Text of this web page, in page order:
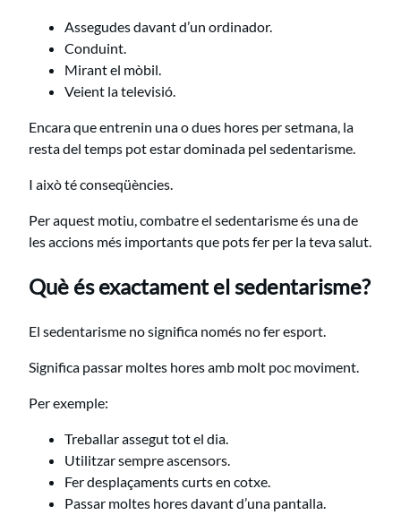
Assegudes davant d’un ordinador.
Conduint.
Mirant el mòbil.
Veient la televisió.
Encara que entrenin una o dues hores per setmana, la
resta del temps pot estar dominada pel sedentarisme.
I això té conseqüències.
Per aquest motiu, combatre el sedentarisme és una de
les accions més importants que pots fer per la teva salut.
Què és exactament el sedentarisme?
El sedentarisme no significa només no fer esport.
Significa passar moltes hores amb molt poc moviment.
Per exemple:
Treballar assegut tot el dia.
Utilitzar sempre ascensors.
Fer desplaçaments curts en cotxe.
Passar moltes hores davant d’una pantalla.